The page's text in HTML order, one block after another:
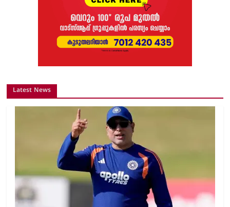
Latest News